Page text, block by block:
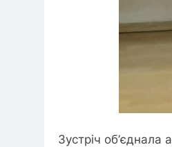
Зустріч об’єднала